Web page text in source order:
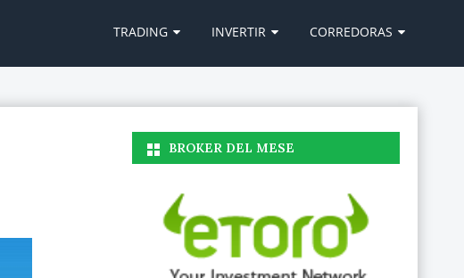
al
contenido
TRADING INVERTIR CORREDORAS
BROKER DEL MESE